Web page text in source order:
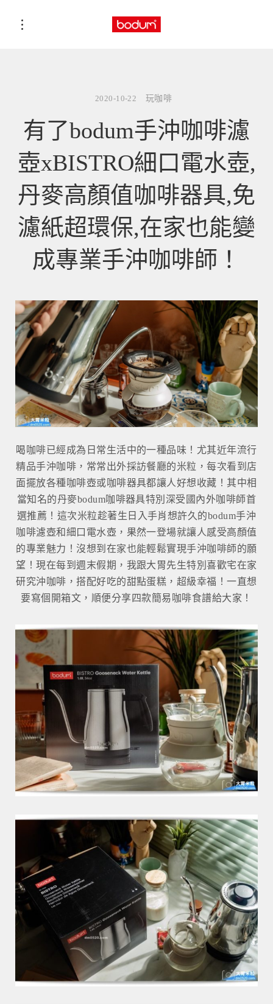
2020-10-22 玩咖啡
有了bodum手沖咖啡濾
壺xBISTRO細口電水壺,
丹麥高顏值咖啡器具,免
濾紙超環保,在家也能變
成專業手沖咖啡師！
喝咖啡已經成為日常生活中的一種品味！尤其近年流行
精品手沖咖啡，常常出外採訪餐廳的米粒，每次看到店
面擺放各種咖啡壺或咖啡器具都讓人好想收藏！其中相
當知名的丹麥bodum咖啡器具特別深受國內外咖啡師首
選推薦！這次米粒趁著生日入手肖想許久的bodum手沖
咖啡濾壺和細口電水壺，果然一登場就讓人感受高顏值
的專業魅力！沒想到在家也能輕鬆實現手沖咖啡師的願
望！現在每到週末假期，我跟大胃先生特別喜歡宅在家
研究沖咖啡，搭配好吃的甜點蛋糕，超級幸福！一直想
要寫個開箱文，順便分享四款簡易咖啡食譜給大家！